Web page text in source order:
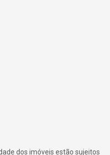
dos imóveis estão sujeitos